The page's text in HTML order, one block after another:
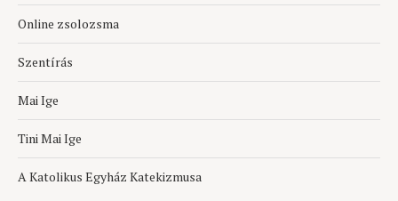
Online zsolozsma
Szentírás
Mai Ige
Tini Mai Ige
A Katolikus Egyház Katekizmusa